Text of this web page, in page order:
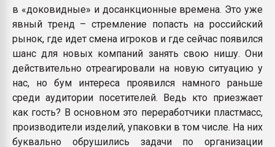
в «доковидные» и досанкционные времена. Это уже
явный тренд – стремление попасть на российский
рынок, где идет смена игроков и где сейчас появился
шанс для новых компаний занять свою нишу. Они
действительно отреагировали на новую ситуацию у
нас, но бум интереса проявился намного раньше
среди аудитории посетителей. Ведь кто приезжает
как гость? В основном это переработчики пластмасс,
производители изделий, упаковки в том числе. На них
буквально обрушились задачи по организации